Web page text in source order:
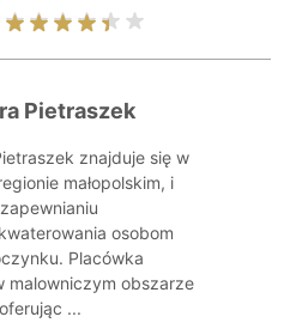
Pietraszek
znajduje się w
małopolskim, i
osobom
Placówka
malowniczym obszarze
...